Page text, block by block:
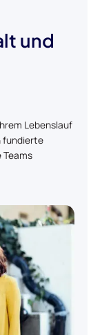
und
Lebenslauf
fundierte